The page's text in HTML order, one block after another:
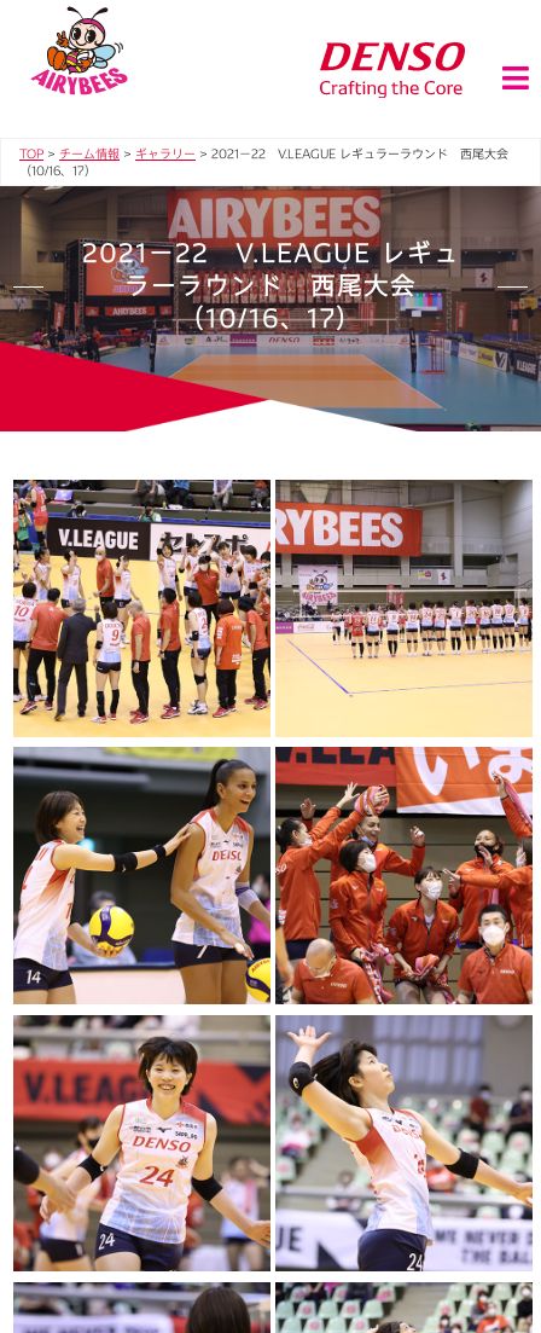
TOP > チーム情報 > ギャラリー > 2021－22 V.LEAGUE レギュラーラウンド 西尾大会
（10/16、17）
2021－22 V.LEAGUE レギュ
ラーラウンド 西尾大会
（10/16、17）